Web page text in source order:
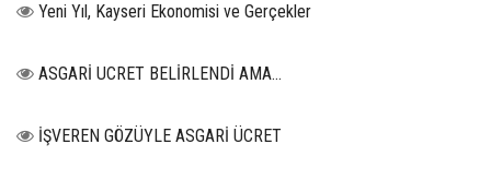
Yeni Yıl, Kayseri Ekonomisi ve Gerçekler
ASGARİ UCRET BELİRLENDİ AMA...
İŞVEREN GÖZÜYLE ASGARİ ÜCRET